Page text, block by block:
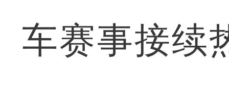
车赛事接续